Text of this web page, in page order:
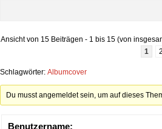
Ansicht von 15 Beiträgen - 1 bis 15 (von
1
2
Schlagwörter: Albumcover
Du musst angemeldet sein, um auf dieses
Benutzername: